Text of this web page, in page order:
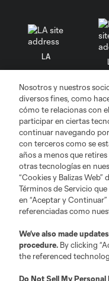
LA
Red Bull New York
Nosotros y nuestros
diversos fines, como
cómo te relacionas con
participar en ciertas
continuar navegando
con terceros como se
años a menos que
otras tecnologías en
“Cookies y Balizas
Términos de Servicio
en “Aceptar y
referenciadas como
We’ve also made
procedure. By clicking
the referenced
Do Not Sell My